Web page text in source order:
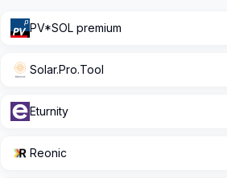
PV*SOL premium
Solar.Pro.Tool
Eturnity
Reonic